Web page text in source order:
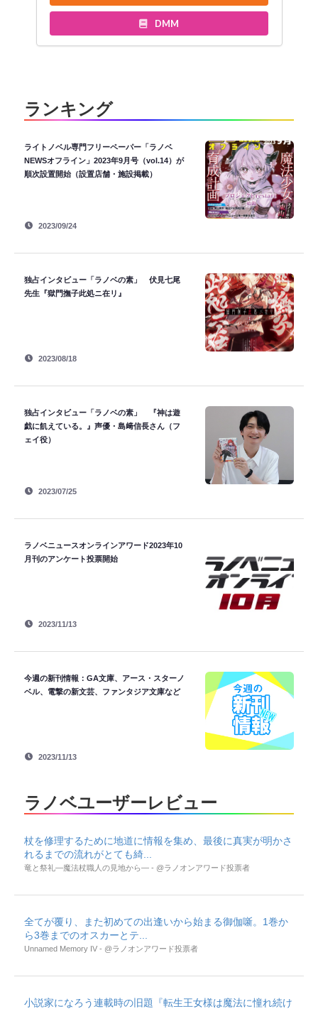
DMM
ランキング
ライトノベル専門フリーペーパー「ラノベ
NEWSオフライン」2023年9月号（vol.14）が
順次設置開始（設置店舗・施設掲載）
2023/09/24
独占インタビュー「ラノベの素」 伏見七尾
先生『獄門撫子此処ニ在リ』
2023/08/18
独占インタビュー「ラノベの素」 『神は遊
戯に飢えている。』声優・島﨑信長さん（フ
ェイ役）
2023/07/25
ラノベニュースオンラインアワード2023年10
月刊のアンケート投票開始
2023/11/13
今週の新刊情報：GA文庫、アース・スターノ
ベル、電撃の新文芸、ファンタジア文庫など
2023/11/13
ラノベユーザーレビュー
杖を修理するために地道に情報を集め、最後に真実が明かさ
れるまでの流れがとても綺...
竜と祭礼―魔法杖職人の見地から― - @ラノオンアワード投票者
全てが覆り、また初めての出逢いから始まる御伽噺。1巻か
ら3巻までのオスカーとテ...
Unnamed Memory IV - @ラノオンアワード投票者
小説家になろう連載時の旧題『転生王女様は魔法に憧れ続け